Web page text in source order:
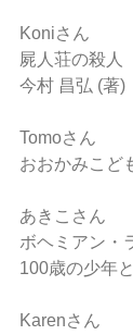
Koniさん
屍人荘の殺人
今村 昌弘 (著)
Tomoさん
おおかみこど
あきこさん
ボヘミアン・
100歳の少年
Karenさん